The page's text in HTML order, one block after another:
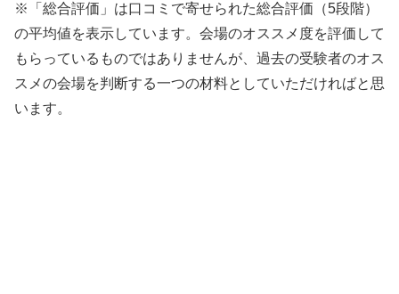
※「総合評価」は口コミで寄せられた総合評価（5段階）
の平均値を表示しています。会場のオススメ度を評価して
もらっているものではありませんが、過去の受験者のオス
スメの会場を判断する一つの材料としていただければと思
います。